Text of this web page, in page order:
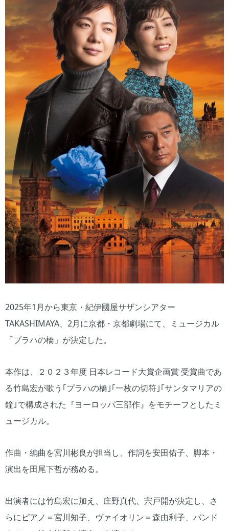
2025年1月から東京・紀伊國屋サザンシアター
TAKASHIMAYA、2月に京都・京都劇場にて、ミュージカル
「プラハの橋」が決定した。
本作は、２０２３年度 日本レコード大賞企画賞 受賞曲であ
る竹島宏が歌う｢プラハの橋｣｢一枚の切符｣｢サンタマリアの
鐘｣で構成された『ヨーロッパ三部作』をモチーフとしたミ
ュージカル。
作曲・編曲を宮川彬良が担当し、作詞を安田佑子、脚本・
演出を田尾下哲が務める。
出演者には竹島宏に加え、庄野真代、宍戸開が決定し、さ
らにピアノ＝宮川知子、ヴァイオリン＝森由利子、バンド